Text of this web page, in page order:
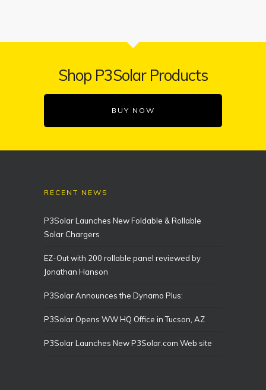
Shop P3Solar Products
BUY NOW
RECENT NEWS
P3Solar Launches New Foldable & Rollable
Solar Chargers
EZ-Out with 200 rollable panel reviewed by
Jonathan Hanson
P3Solar Announces the Dynamo Plus:
P3Solar Opens WW HQ Office in Tucson, AZ
P3Solar Launches New P3Solar.com Web site